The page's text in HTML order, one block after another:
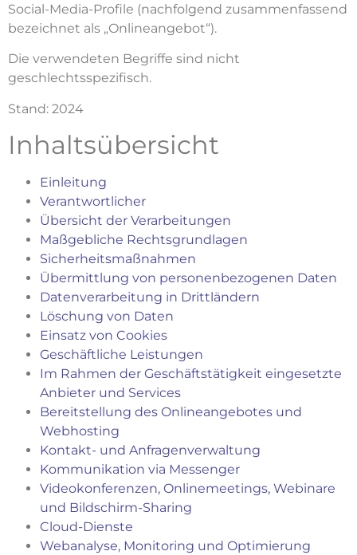
Social-Media-Profile (nachfolgend zusammenfassend
bezeichnet als „Onlineangebot“).
Die verwendeten Begriffe sind nicht
geschlechtsspezifisch.
Stand: 2024
Inhaltsübersicht
Einleitung
Verantwortlicher
Übersicht der Verarbeitungen
Maßgebliche Rechtsgrundlagen
Sicherheitsmaßnahmen
Übermittlung von personenbezogenen Daten
Datenverarbeitung in Drittländern
Löschung von Daten
Einsatz von Cookies
Geschäftliche Leistungen
Im Rahmen der Geschäftstätigkeit eingesetzte
Anbieter und Services
Bereitstellung des Onlineangebotes und
Webhosting
Kontakt- und Anfragenverwaltung
Kommunikation via Messenger
Videokonferenzen, Onlinemeetings, Webinare
und Bildschirm-Sharing
Cloud-Dienste
Webanalyse, Monitoring und Optimierung